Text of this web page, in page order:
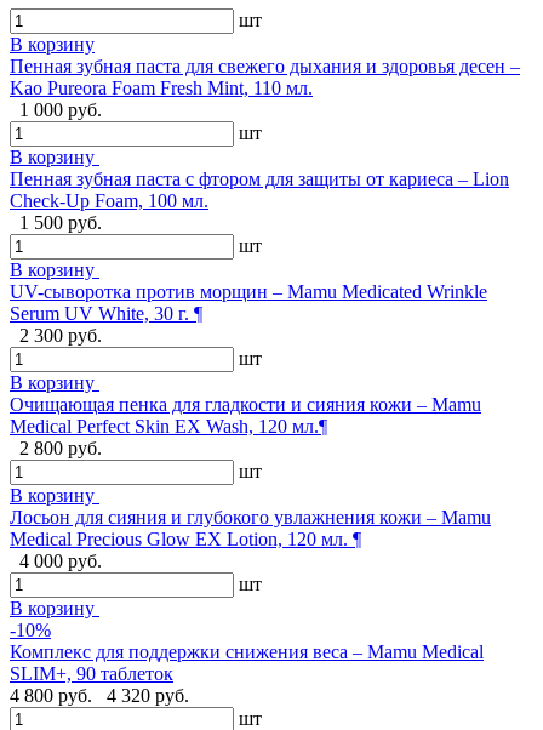
шт
В корзину
Пенная зубная паста для свежего дыхания и здоровья десен –
Kao Pureora Foam Fresh Mint, 110 мл.
1 000 руб.
шт
В корзину
Пенная зубная паста с фтором для защиты от кариеса – Lion
Check-Up Foam, 100 мл.
1 500 руб.
шт
В корзину
UV-сыворотка против морщин – Mamu Medicated Wrinkle
Serum UV White, 30 г. ¶
2 300 руб.
шт
В корзину
Очищающая пенка для гладкости и сияния кожи – Mamu
Medical Perfect Skin EX Wash, 120 мл.¶
2 800 руб.
шт
В корзину
Лосьон для сияния и глубокого увлажнения кожи – Mamu
Medical Precious Glow EX Lotion, 120 мл. ¶
4 000 руб.
шт
В корзину
-10%
Комплекс для поддержки снижения веса – Mamu Medical
SLIM+, 90 таблеток
4 800 руб.
4 320 руб.
шт